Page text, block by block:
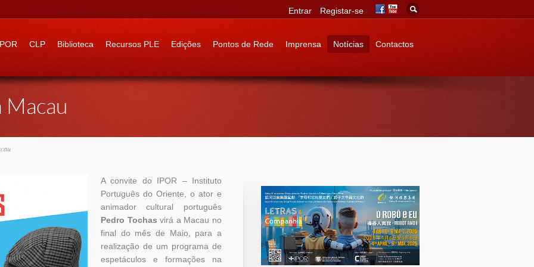
to: CLP Biblioteca Recursos PLE Edições Pontos de Rede Imprensa Notícias Contactos
Entrar Registar-se
Macau
A convite do IPOR – Instituto
Português do Oriente, o ator e
animador cultural português
Pedro Tochas virá a Macau no
final do mês de Maio, para a
realização de um programa de
espetáculos e formações na